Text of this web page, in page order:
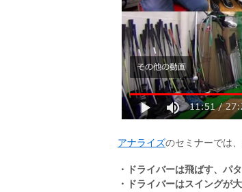
アナライズのセミナーでは
・ドライバーは飛ばす、パ
・ドライバーはスイングが